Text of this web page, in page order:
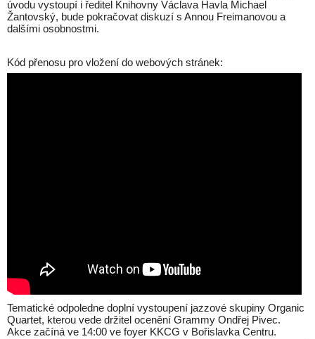
úvodu vystoupí i ředitel Knihovny Václava Havla Michael
Žantovský, bude pokračovat diskuzí s Annou Freimanovou a
dalšími osobnostmi.
Kód přenosu pro vložení do webových stránek:
Tematické odpoledne doplní vystoupení jazzové skupiny Organic
Quartet, kterou vede držitel ocenění Grammy Ondřej Pivec.
Akce začíná ve 14:00 ve foyer KKCG v Bořislavka Centru.